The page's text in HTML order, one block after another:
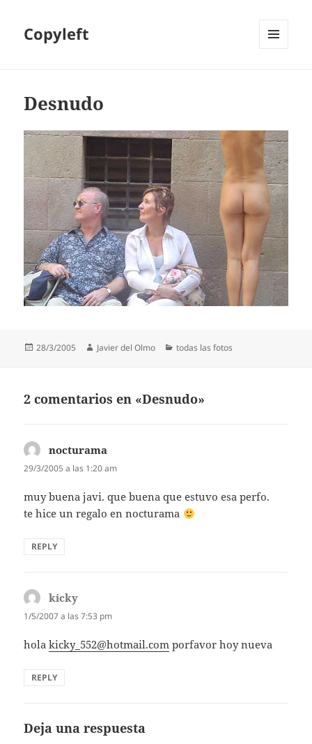
Copyleft
Desnudo
Publicado
28/3/2005 Autor
Javier del Olmo Categorías
todas las fotos
2 comentarios en «Desnudo»
nocturama
29/3/2005 a las 1:20 am
muy buena javi. que buena que estuvo esa perfo.
te hice un regalo en nocturama
REPLY
kicky
1/5/2007 a las 7:53 pm
holakicky_552@hotmail.com porfavor hoy nueva
REPLY
Deja una respuesta